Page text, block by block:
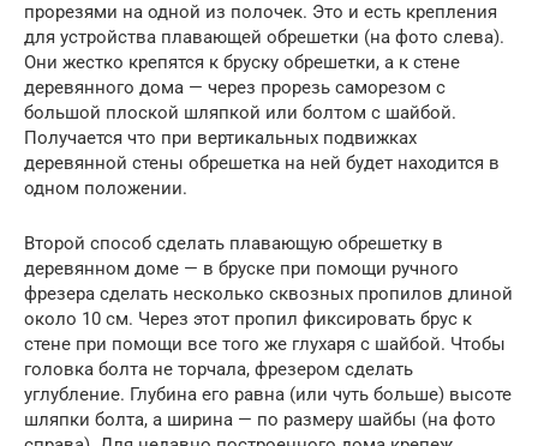
прорезями на одной из полочек. Это и есть крепления
для устройства плавающей обрешетки (на фото слева).
Они жестко крепятся к бруску обрешетки, а к стене
деревянного дома — через прорезь саморезом с
большой плоской шляпкой или болтом с шайбой.
Получается что при вертикальных подвижках
деревянной стены обрешетка на ней будет находится в
одном положении.
Второй способ сделать плавающую обрешетку в
деревянном доме — в бруске при помощи ручного
фрезера сделать несколько сквозных пропилов длиной
около 10 см. Через этот пропил фиксировать брус к
стене при помощи все того же глухаря с шайбой. Чтобы
головка болта не торчала, фрезером сделать
углубление. Глубина его равна (или чуть больше) высоте
шляпки болта, а ширина — по размеру шайбы (на фото